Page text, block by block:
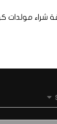
شراء مولدات